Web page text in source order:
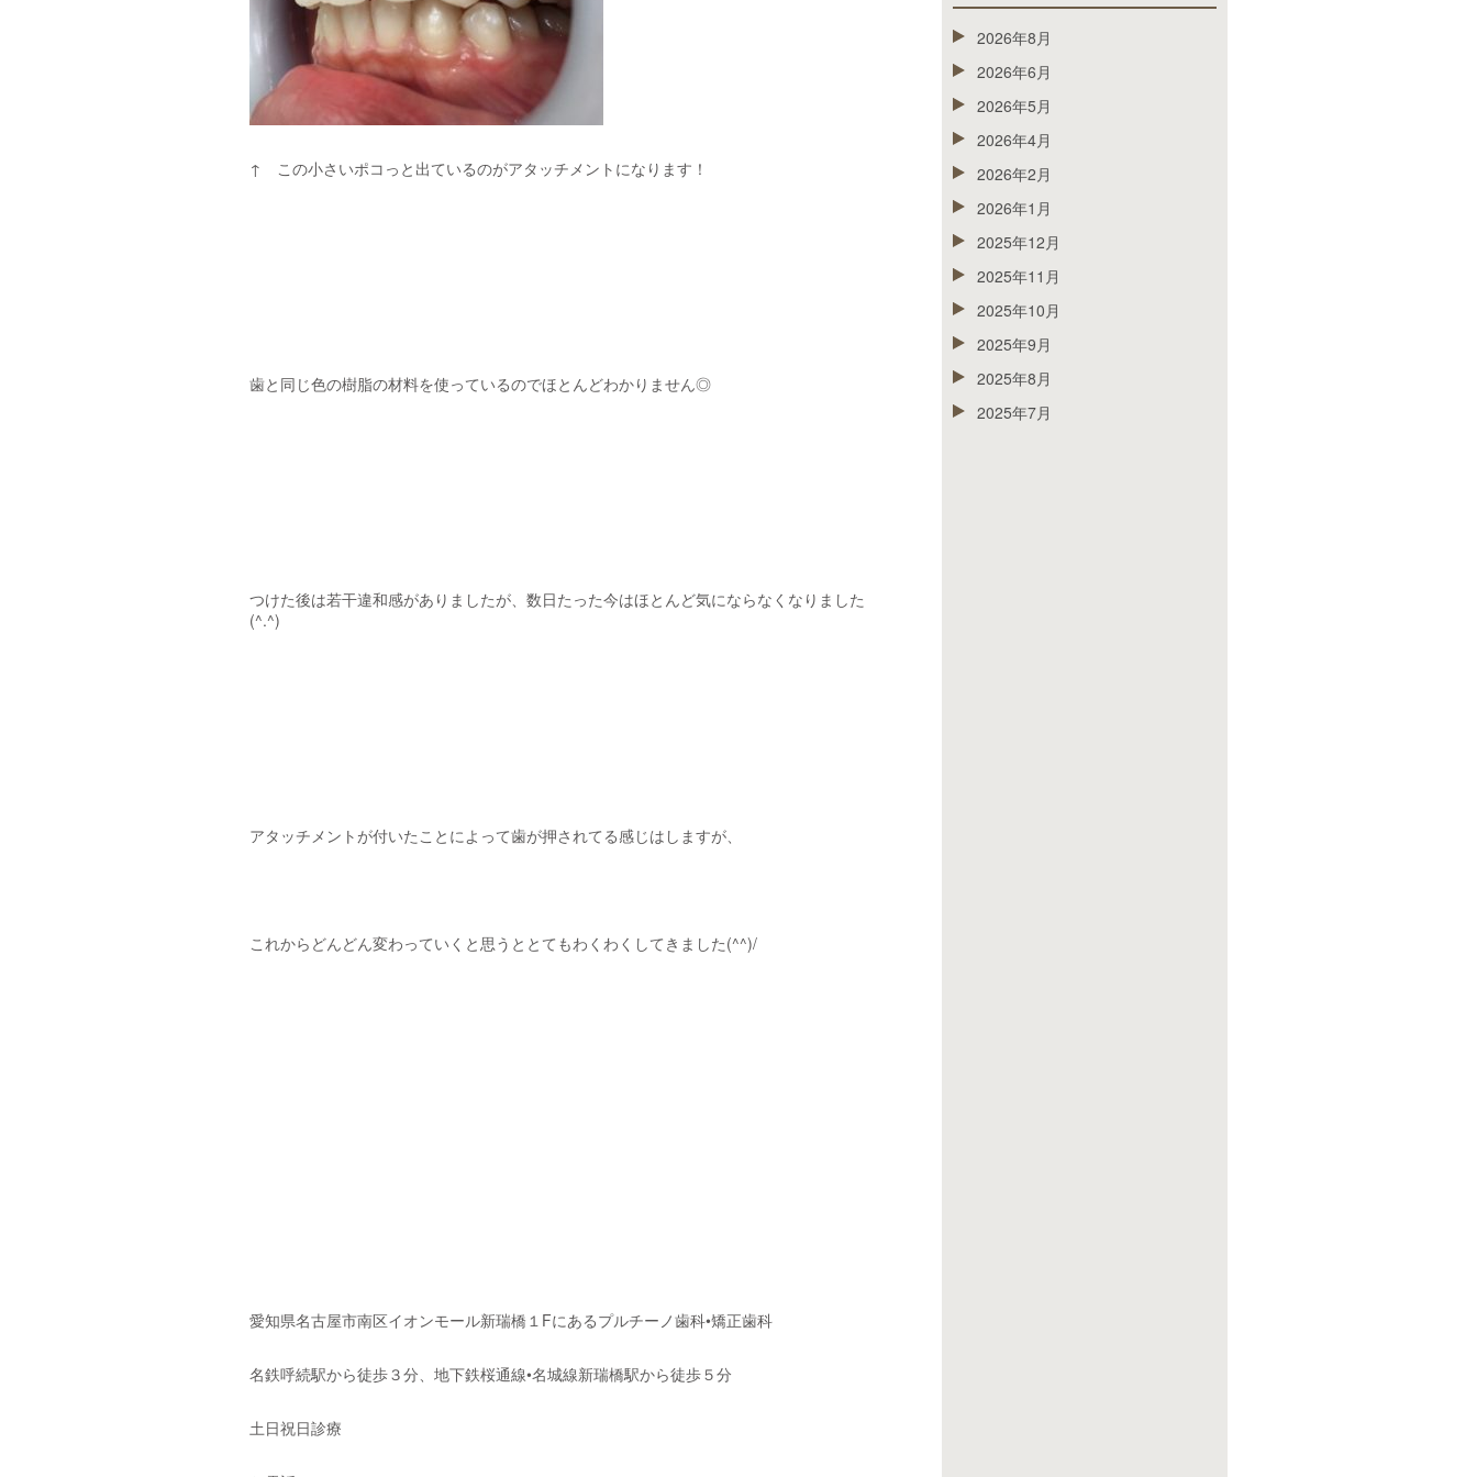
↑ この小さいポコっと出ているのがアタッチメントになります！
歯と同じ色の樹脂の材料を使っているのでほとんどわかりません◎
つけた後は若干違和感がありましたが、数日たった今はほとんど気にならなくなりました
(^.^)
アタッチメントが付いたことによって歯が押されてる感じはしますが、
これからどんどん変わっていくと思うととてもわくわくしてきました(^^)/
愛知県名古屋市南区イオンモール新瑞橋１Fにあるプルチーノ歯科•矯正歯科
名鉄呼続駅から徒歩３分、地下鉄桜通線•名城線新瑞橋駅から徒歩５分
土日祝日診療
2026年8月
2026年6月
2026年5月
2026年4月
2026年2月
2026年1月
2025年12月
2025年11月
2025年10月
2025年9月
2025年8月
2025年7月